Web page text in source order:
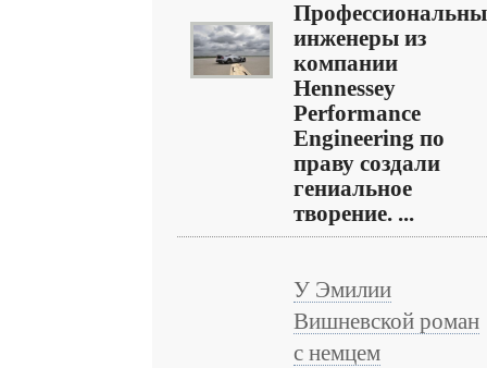
инженеры из
компании
Hennessey
Performance
Engineering по
праву создали
гениальное
творение. ...
У Эмилии
Вишневской роман
с немцем